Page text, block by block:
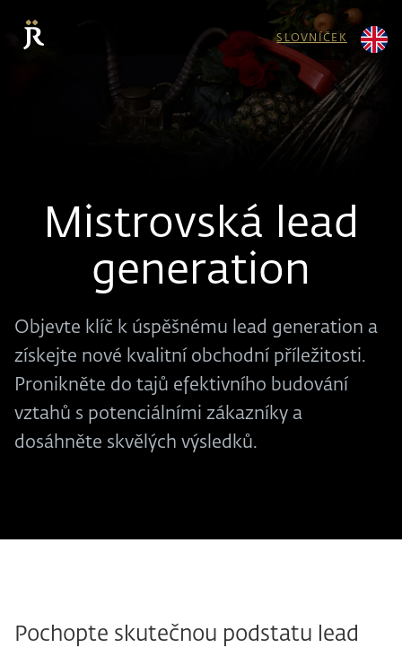
SLOVNÍČEK
Mistrovská lead
generation
Objevte klíč k úspěšnému lead generation a
získejte nové kvalitní obchodní příležitosti.
Pronikněte do tajů efektivního budování
vztahů s potenciálními zákazníky a
dosáhněte skvělých výsledků.
Pochopte skutečnou podstatu lead